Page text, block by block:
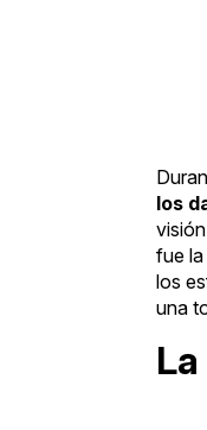
los
fue la
los
una